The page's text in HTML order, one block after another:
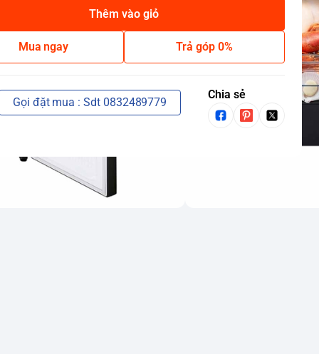
Thêm vào giỏ
Mua ngay Trả góp 0%
Gọi đặt mua : Sdt 0832489779
Chia sẻ